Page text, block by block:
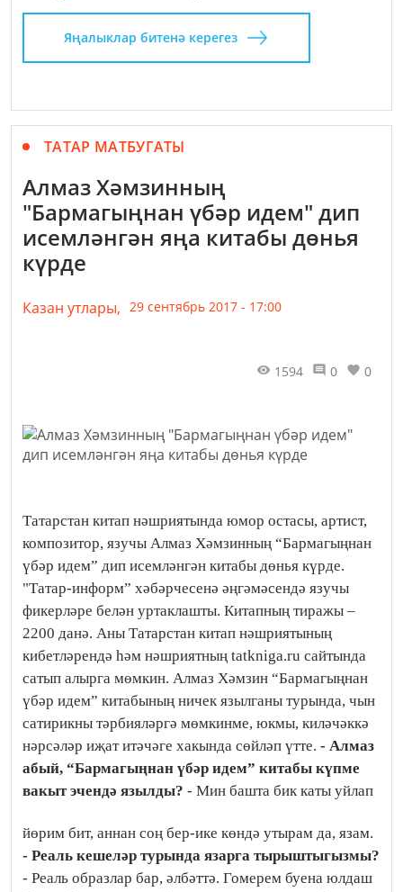
Яңалыклар битенә керегез
ТАТАР МАТБУГАТЫ
Алмаз Хәмзинның
"Бармагыңнан үбәр идем" дип
исемләнгән яңа китабы дөнья
күрде
Казан утлары, 29 сентябрь 2017 - 17:00
1594 0 0
Татарстан китап нәшриятында юмор остасы, артист,
композитор, язучы Алмаз Хәмзинның “Бармагыңнан
үбәр идем” дип исемләнгән китабы дөнья күрде.
"Татар-информ” хәбәрчесенә әңгәмәсендә язучы
фикерләре белән уртаклашты. Китапның тиражы –
2200 данә. Аны Татарстан китап нәшриятының
кибетләрендә һәм нәшриятның tatkniga.ru сайтында
сатып алырга мөмкин. Алмаз Хәмзин “Бармагыңнан
үбәр идем” китабының ничек язылганы турында, чын
сатирикны тәрбияләргә мөмкинме, юкмы, киләчәккә
нәрсәләр иҗат итәчәге хакында сөйләп үтте. - Алмаз
абый, “Бармагыңнан үбәр идем” китабы күпме
вакыт эчендә язылды? - Мин башта бик каты уйлап
йөрим бит, аннан соң бер-ике көндә утырам да, язам.
- Реаль кешеләр турында язарга тырыштыгызмы?
- Реаль образлар бар, әлбәттә. Гомерем буена юлдаш